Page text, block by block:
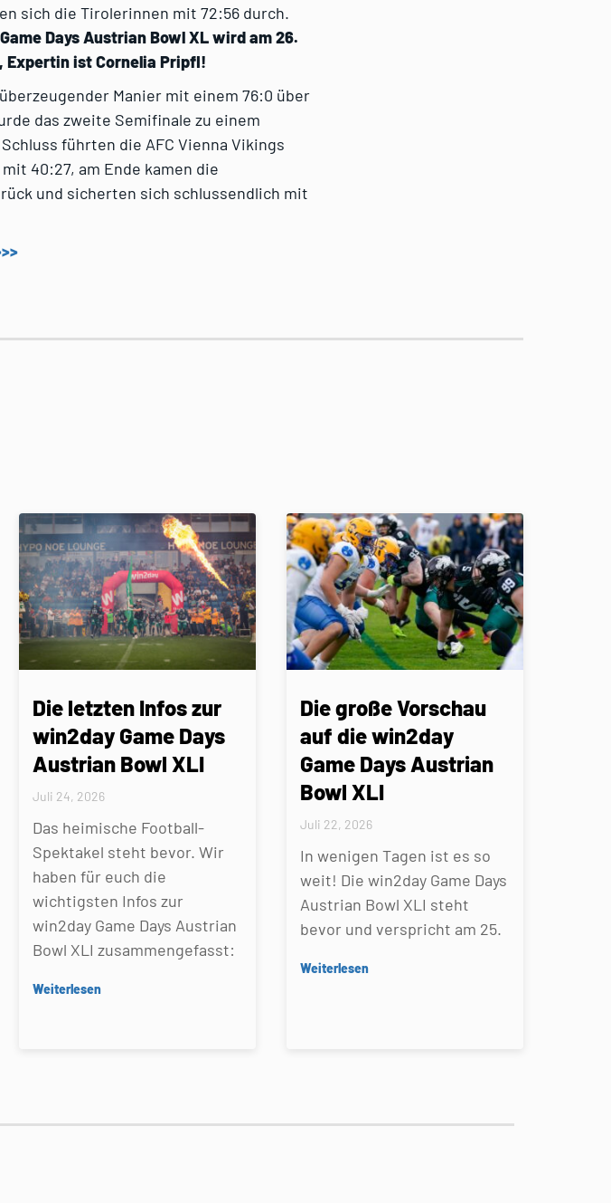
sich die Tirolerinnen mit 72:56 durch.
Days Austrian Bowl XL wird am 26.
Expertin ist Cornelia Pripfl!
Manier mit einem 76:0 über
das zweite Semifinale zu einem
führten die AFC Vienna Vikings
40:27, am Ende kamen die
und sicherten sich schlussendlich mit
Die letzten Infos zur
win2day Game Days
Austrian Bowl XLI
Juli 24, 2026
Das heimische Football-
Spektakel steht bevor. Wir
haben für euch die
wichtigsten Infos zur
win2day Game Days Austrian
Bowl XLI zusammengefasst:
Weiterlesen
Die große Vorschau
auf die win2day
Game Days Austrian
Bowl XLI
Juli 22, 2026
In wenigen Tagen ist es so
weit! Die win2day Game Days
Austrian Bowl XLI steht
bevor und verspricht am 25.
Weiterlesen